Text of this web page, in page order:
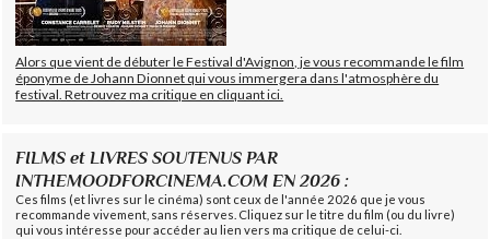
Alors que vient de débuter le Festival d'Avignon, je vous recommande le film
éponyme de Johann Dionnet qui vous immergera dans l'atmosphère du
festival. Retrouvez ma critique en cliquant ici.
FILMS et LIVRES SOUTENUS PAR
INTHEMOODFORCINEMA.COM EN 2026 :
Ces films (et livres sur le cinéma) sont ceux de l'année 2026 que je vous
recommande vivement, sans réserves. Cliquez sur le titre du film (ou du livre)
qui vous intéresse pour accéder au lien vers ma critique de celui-ci.